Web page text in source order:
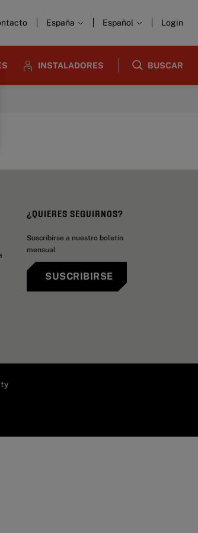
España Español Login
INSTALADORES BUSCAR
¿QUIERES SEGUIRNOS?
Suscríbirse a nuestro boletín
mensual
SUSCRIBIRSE